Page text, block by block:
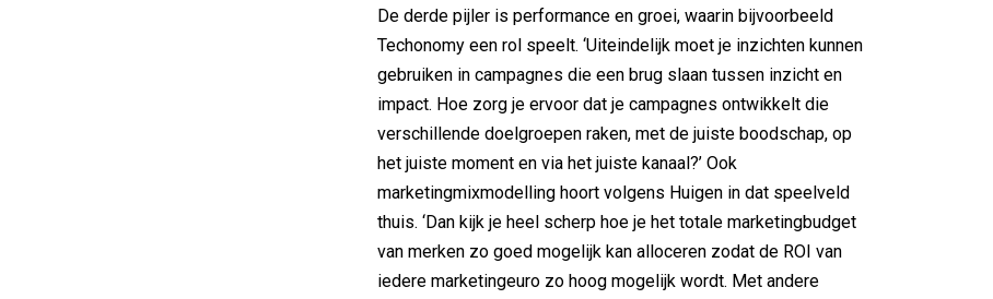
De derde pijler is performance en groei, waarin bijvoorbeeld
Techonomy een rol speelt. ‘Uiteindelijk moet je inzichten kunnen
gebruiken in campagnes die een brug slaan tussen inzicht en
impact. Hoe zorg je ervoor dat je campagnes ontwikkelt die
verschillende doelgroepen raken, met de juiste boodschap, op
het juiste moment en via het juiste kanaal?’ Ook
marketingmixmodelling hoort volgens Huigen in dat speelveld
thuis. ‘Dan kijk je heel scherp hoe je het totale marketingbudget
van merken zo goed mogelijk kan alloceren zodat de ROI van
iedere marketingeuro zo hoog mogelijk wordt. Met andere